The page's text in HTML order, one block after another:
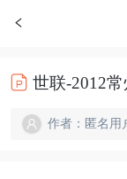
作者：匿名用